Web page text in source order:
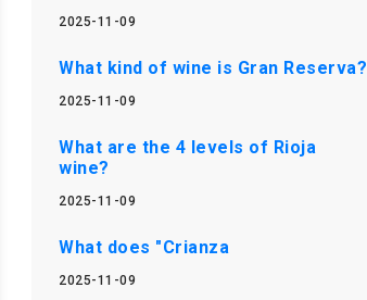
2025-11-09
What kind of wine is Gran Reserva?
2025-11-09
What are the 4 levels of Rioja
wine?
2025-11-09
What does "Crianza
2025-11-09